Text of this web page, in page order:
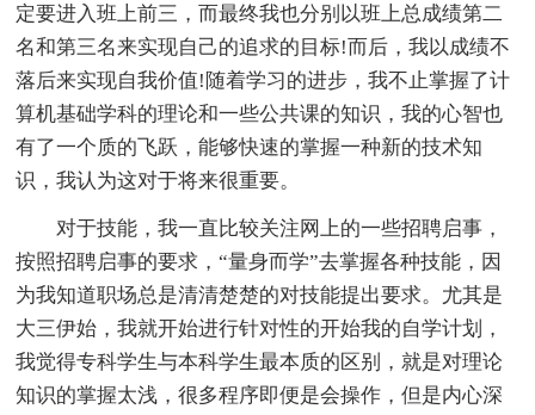
定要进入班上前三，而最终我也分别以班上总成绩第二
名和第三名来实现自己的追求的目标!而后，我以成绩不
落后来实现自我价值!随着学习的进步，我不止掌握了计
算机基础学科的理论和一些公共课的知识，我的心智也
有了一个质的飞跃，能够快速的掌握一种新的技术知
识，我认为这对于将来很重要。
对于技能，我一直比较关注网上的一些招聘启事，
按照招聘启事的要求，“量身而学”去掌握各种技能，因
为我知道职场总是清清楚楚的对技能提出要求。尤其是
大三伊始，我就开始进行针对性的开始我的自学计划，
我觉得专科学生与本科学生最本质的区别，就是对理论
知识的掌握太浅，很多程序即便是会操作，但是内心深